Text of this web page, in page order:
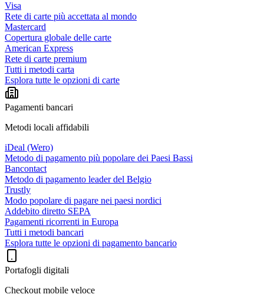
Visa
Rete di carte più accettata al mondo
Mastercard
Copertura globale delle carte
American Express
Rete di carte premium
Tutti i metodi carta
Esplora tutte le opzioni di carte
Pagamenti bancari
Metodi locali affidabili
iDeal (Wero)
Metodo di pagamento più popolare dei Paesi Bassi
Bancontact
Metodo di pagamento leader del Belgio
Trustly
Modo popolare di pagare nei paesi nordici
Addebito diretto SEPA
Pagamenti ricorrenti in Europa
Tutti i metodi bancari
Esplora tutte le opzioni di pagamento bancario
Portafogli digitali
Checkout mobile veloce